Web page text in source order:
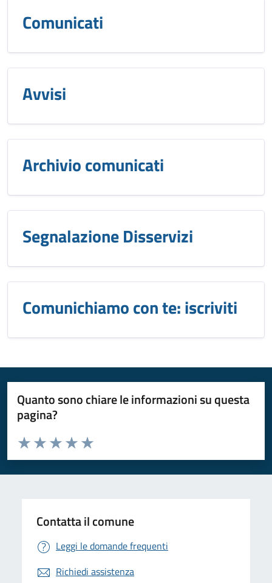
Comunicati
Avvisi
Archivio comunicati
Segnalazione Disservizi
Comunichiamo con te: iscriviti
Quanto sono chiare le informazioni su questa
pagina?
Valuta da 1 a 5 stelle la pagina
Valuta 5 stelle su 5
Valuta 4 stelle su 5
Valuta 3 stelle su 5
Valuta 2 stelle su 5
Valuta 1 stelle su 5
Contatta il comune
Leggi le domande frequenti
Richiedi assistenza